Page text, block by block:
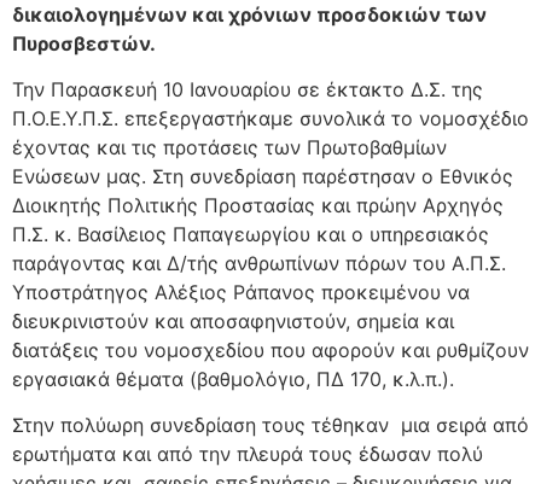
δικαιολογημένων και χρόνιων προσδοκιών των
Πυροσβεστών.
Την Παρασκευή 10 Ιανουαρίου σε έκτακτο Δ.Σ. της
Π.Ο.Ε.Υ.Π.Σ. επεξεργαστήκαμε συνολικά το νομοσχέδιο
έχοντας και τις προτάσεις των Πρωτοβαθμίων
Ενώσεων μας. Στη συνεδρίαση παρέστησαν ο Εθνικός
Διοικητής Πολιτικής Προστασίας και πρώην Αρχηγός
Π.Σ. κ. Βασίλειος Παπαγεωργίου και ο υπηρεσιακός
παράγοντας και Δ/τής ανθρωπίνων πόρων του Α.Π.Σ.
Υποστράτηγος Αλέξιος Ράπανος προκειμένου να
διευκρινιστούν και αποσαφηνιστούν, σημεία και
διατάξεις του νομοσχεδίου που αφορούν και ρυθμίζουν
εργασιακά θέματα (βαθμολόγιο, ΠΔ 170, κ.λ.π.).
Στην πολύωρη συνεδρίαση τους τέθηκαν μια σειρά από
ερωτήματα και από την πλευρά τους έδωσαν πολύ